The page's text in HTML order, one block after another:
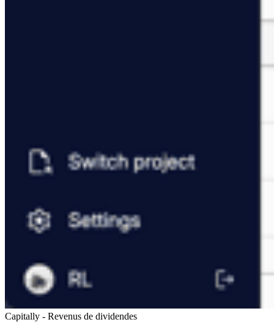
Capitally - Revenus de dividendes